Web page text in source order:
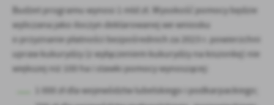
Budżet programu wynosi 1 mld zł. Wysokość pomocy będzie
wyliczana jako iloczyn deklarowanej we wniosku
o przyznanie płatności bezpośrednich za 2023 r. powierzchni
upraw kukurydzy (z wyłączeniem kukurydzy na kiszonkę) nie
większej niż 100 ha i stawki pomocy wynoszącej:
1 000 zł dla województw lubelskiego i podkarpackiego;